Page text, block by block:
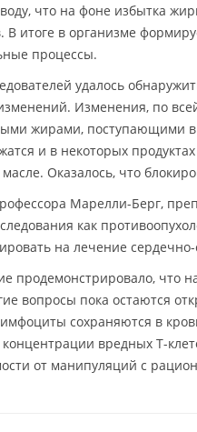
что на фоне избытка
В итоге в организме
процессы.
удалось
Изменения, по
жирами, поступающими
и в некоторых
Оказалось, что
Марелли-Берг,
как
на лечение
продемонстрировало, что
вопросы пока остаются
сохраняются в
вредных T-
от манипуляций с